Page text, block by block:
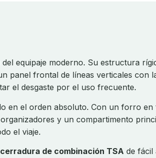
equipaje moderno. Su estructura
panel frontal de líneas verticales con
el desgaste por el uso frecuente.
en el orden absoluto. Con un forro
y un compartimento
el viaje.
cerradura de combinación TSAde fácil